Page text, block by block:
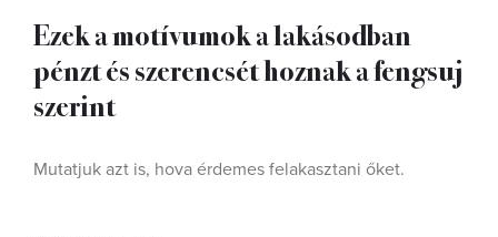
Ezek a motívumok a lakásodban
pénzt és szerencsét hoznak a fengsuj
szerint
Mutatjuk azt is, hova érdemes felakasztani őket.